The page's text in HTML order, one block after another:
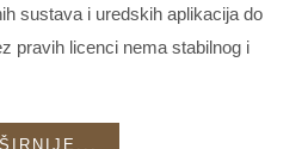
sustava i uredskih aplikacija do
pravih licenci nema stabilnog i